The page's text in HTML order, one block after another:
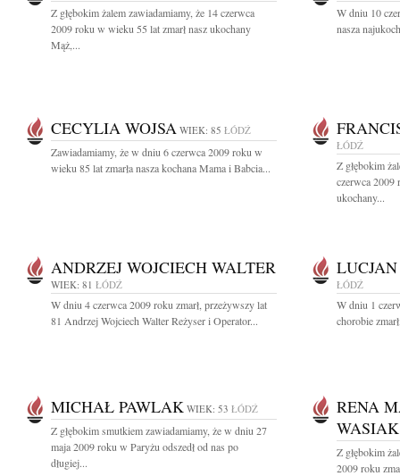
Z głębokim żalem zawiadamiamy, że 14 czerwca
2009 roku w wieku 55 lat zmarł nasz ukochany
Mąż,...
W dniu 10
nasza
CECYLIA WOJSA WIEK: 85 ŁÓDŹ
Zawiadamiamy, że w dniu 6 czerwca 2009 roku w
wieku 85 lat zmarła nasza kochana Mama i Babcia...
ŁÓDŹ
Z głębokim
czerwca 2009
ukochany...
ANDRZEJ WOJCIECH WALTER
WIEK: 81 ŁÓDŹ
W dniu 4 czerwca 2009 roku zmarł, przeżywszy lat
81 Andrzej Wojciech Walter Reżyser i Operator...
ŁÓDŹ
W dniu 1
chorobie
MICHAŁ PAWLAK WIEK: 53 ŁÓDŹ
Z głębokim smutkiem zawiadamiamy, że w dniu 27
maja 2009 roku w Paryżu odszedł od nas po
długiej...
RENA
WASIAK
Z głębokim
2009 roku